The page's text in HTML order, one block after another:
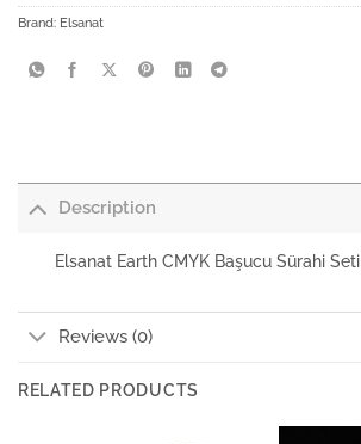
Brand: Elsanat
Description
Elsanat Earth CMYK Başucu Sürahi Seti
Reviews (0)
RELATED PRODUCTS